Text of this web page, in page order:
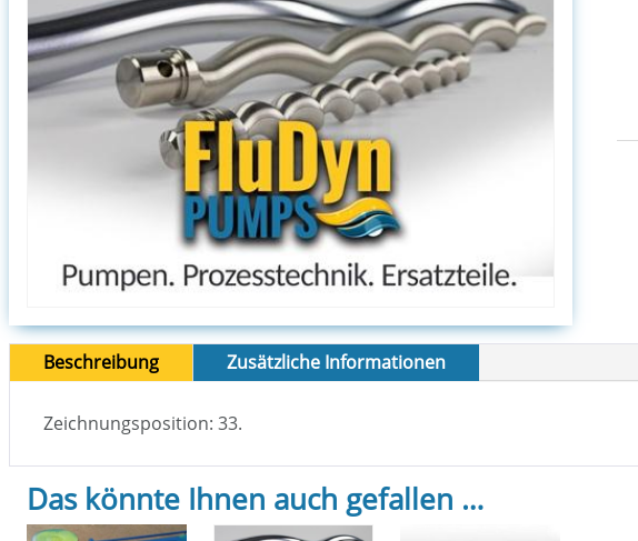
Beschreibung Zusätzliche Informationen
Zeichnungsposition: 33.
Das könnte Ihnen auch gefallen …